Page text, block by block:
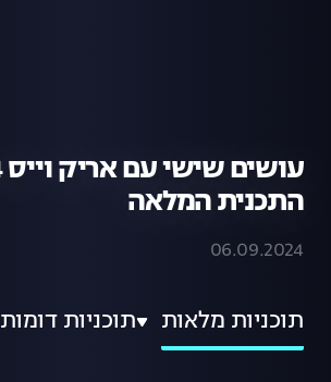
התכנית המלאה
06.09.2024
תוכניות מלאות תוכניות דומות